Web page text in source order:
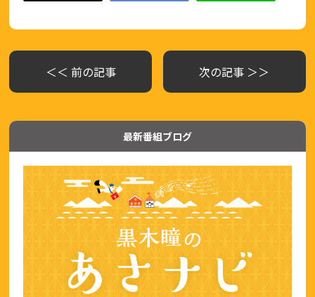
＜＜ 前の記事 次の記事 ＞＞
最新番組ブログ